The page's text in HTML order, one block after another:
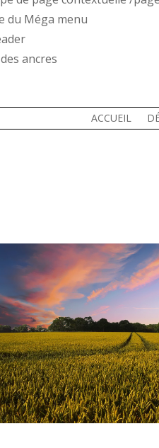
du Méga menu
ancres
ACCUEIL